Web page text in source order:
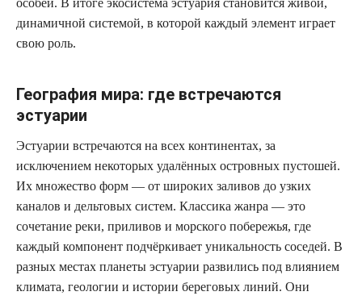
особей. В итоге экосистема эстуария становится живой,
динамичной системой, в которой каждый элемент играет
свою роль.
География мира: где встречаются
эстуарии
Эстуарии встречаются на всех континентах, за
исключением некоторых удалённых островных пустошей.
Их множество форм — от широких заливов до узких
каналов и дельтовых систем. Классика жанра — это
сочетание реки, приливов и морского побережья, где
каждый компонент подчёркивает уникальность соседей. В
разных местах планеты эстуарии развились под влиянием
климата, геологии и истории береговых линий. Они